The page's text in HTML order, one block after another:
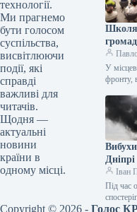
технології.
Ми прагнемо
бути голосом
суспільства,
висвітлюючи
події, які
справді
важливі для
читачів.
Щодня —
актуальні
новини
країни в
одному місці.
це…
новій
У
фронту,
учнів,
захисні
Дніпрі
Іван
Під час
місті
Copyright © 2026 - Голос